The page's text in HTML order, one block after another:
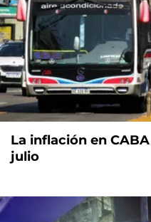
La inflación en CABA
julio